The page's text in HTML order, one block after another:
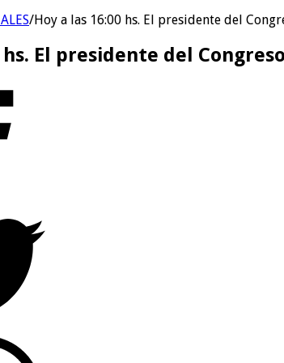
/Hoy a las 16:00 hs. El presidente del
hs. El presidente del